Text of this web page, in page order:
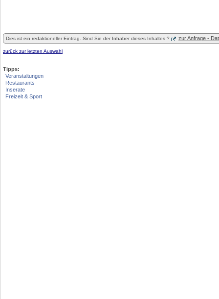
Dies ist ein redaktioneller Eintrag. Sind Sie der Inhaber dieses Inhaltes ? zur Anfrage -
zurück zur letzten Auswahl
Tipps:
Veranstaltungen
Restaurants
Inserate
Freizeit & Sport